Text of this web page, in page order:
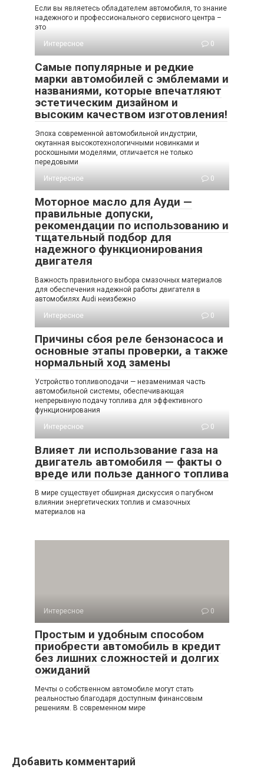
Если вы являетесь обладателем автомобиля, то знание
надежного и профессионального сервисного центра –
это
Интересное
0
Самые популярные и редкие
марки автомобилей с эмблемами и
названиями, которые впечатляют
эстетическим дизайном и
высоким качеством изготовления!
Эпоха современной автомобильной индустрии,
окутанная высокотехнологичными новинками и
роскошными моделями, отличается не только
передовыми
Интересное
0
Моторное масло для Ауди —
правильные допуски,
рекомендации по использованию и
тщательный подбор для
надежного функционирования
двигателя
Важность правильного выбора смазочных материалов
для обеспечения надежной работы двигателя в
автомобилях Audi неизбежно
Интересное
0
Причины сбоя реле бензонасоса и
основные этапы проверки, а также
нормальный ход замены
Устройство топливоподачи — незаменимая часть
автомобильной системы, обеспечивающая
непрерывную подачу топлива для эффективного
функционирования
Интересное
0
Влияет ли использование газа на
двигатель автомобиля — факты о
вреде или пользе данного топлива
В мире существует обширная дискуссия о пагубном
влиянии энергетических топлив и смазочных
материалов на
Интересное 0
Простым и удобным способом
приобрести автомобиль в кредит
без лишних сложностей и долгих
ожиданий
Мечты о собственном автомобиле могут стать
реальностью благодаря доступным финансовым
решениям. В современном мире
Добавить комментарий